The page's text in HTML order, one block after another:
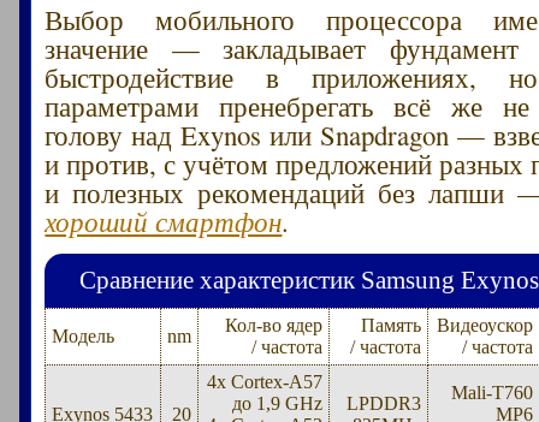
Выбор мобильного процессора
значение — закладывает фундамент
быстродействие в приложениях,
параметрами пренебрегать всё же
голову над Exynos или Snapdragon —
и против, с учётом предложений разных
и полезных рекомендаций без
хороший смартфон.
Сравнение характеристик Samsung
Модель nm
Кол-во ядер
/ частота
Память
/ частота
Видеоускор
/ частота
Exynos 5433 20
4x Cortex-A57
до 1,9 GHz
LPDDR3
Mali-T760
MP6